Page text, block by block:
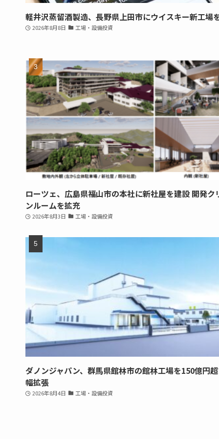
軽井沢蒸留酒製造、長野県上田市にウイスキー新工場
2026年8月8日 工場・設備投資
ローツェ、広島県福山市の本社に新社屋を建設 開発ク
ンルームを拡充
2026年8月3日 工場・設備投資
ダノンジャパン、群馬県館林市の館林工場を150億円
幅拡張
2026年8月4日 工場・設備投資